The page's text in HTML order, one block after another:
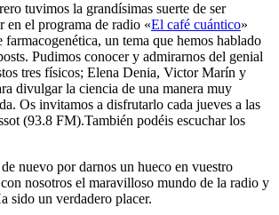
tuvimos la grandísimas suerte de ser
en el programa de radio «El café cuántico»
farmacogenética, un tema que hemos hablado
Pudimos conocer y admirarnos del genial
tres físicos; Elena Denia, Victor Marín y
divulgar la ciencia de una manera muy
Os invitamos a disfrutarlo cada jueves a las
(93.8 FM).También podéis escuchar los
nuevo por darnos un hueco en vuestro
nosotros el maravilloso mundo de la radio y
sido un verdadero placer.